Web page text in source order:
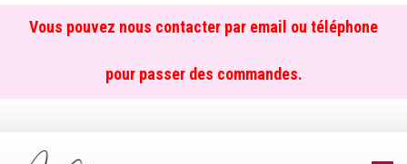
Vous pouvez nous contacter par email ou téléphone
pour passer des commandes.